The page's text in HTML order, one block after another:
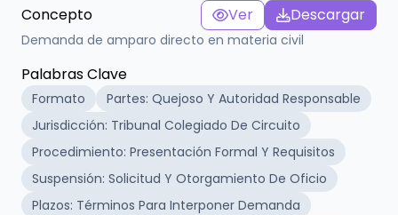
Concepto Ver Descargar
Demanda de amparo directo en materia civil
Palabras Clave
Formato
Partes: Quejoso Y Autoridad Responsable
Jurisdicción: Tribunal Colegiado De Circuito
Procedimiento: Presentación Formal Y Requisitos
Suspensión: Solicitud Y Otorgamiento De Oficio
Plazos: Términos Para Interponer Demanda